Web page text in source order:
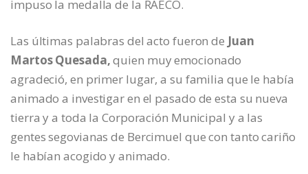
impuso la medalla de la RAECO.
Las últimas palabras del acto fueron de Juan
Martos Quesada,quien muy emocionado
agradeció, en primer lugar, a su familia que le había
animado a investigar en el pasado de esta su nueva
tierra y a toda la Corporación Municipal y a las
gentes segovianas de Bercimuel que con tanto cariño
le habían acogido y animado.